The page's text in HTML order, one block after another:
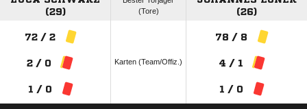
(29)
(Tore)
(26)
72 / 2
2 / 0
1 / 0
Karten (Team/Offiz.)
78 / 8
4 / 1
1 / 0